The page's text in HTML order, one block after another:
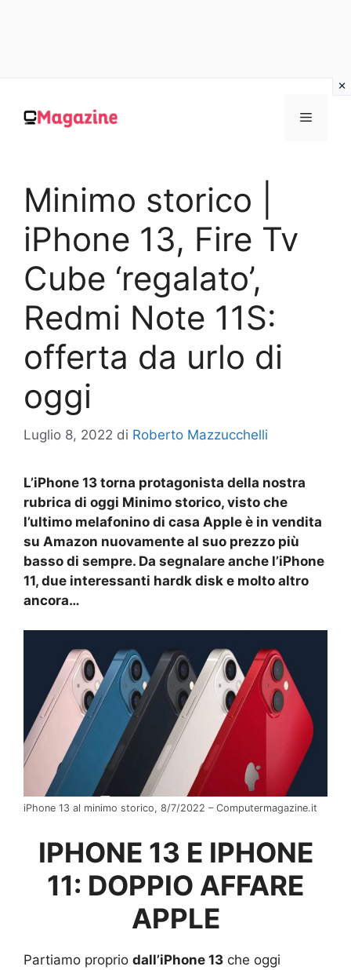
contenuto
MENU
Minimo storico |
iPhone 13, Fire Tv
Cube ‘regalato’,
Redmi Note 11S:
offerta da urlo di
oggi
Luglio 8, 2022 di Roberto Mazzucchelli
L’iPhone 13 torna protagonista della nostra
rubrica di oggi Minimo storico, visto che
l’ultimo melafonino di casa Apple è in vendita
su Amazon nuovamente al suo prezzo più
basso di sempre. Da segnalare anche l’iPhone
11, due interessanti hardk disk e molto altro
ancora…
iPhone 13 al minimo storico, 8/7/2022 – Computermagazine.it
IPHONE 13 E IPHONE
11: DOPPIO AFFARE
APPLE
Partiamo proprio dall’iPhone 13 che oggi